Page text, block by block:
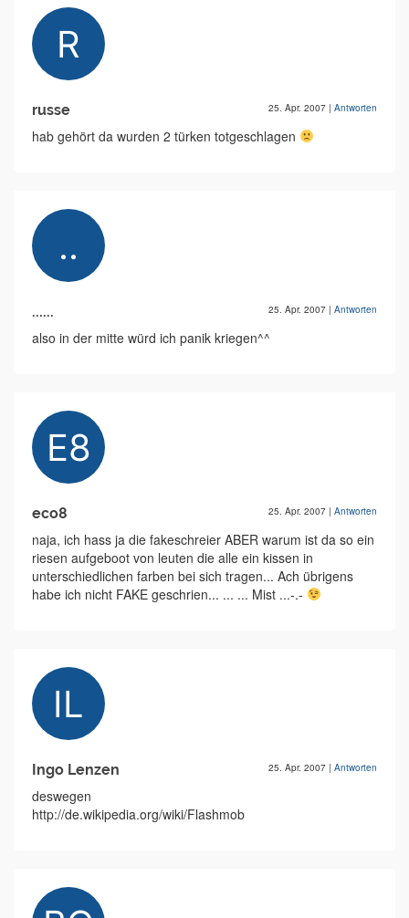
russe 25. Apr. 2007 | Antworten
hab gehört da wurden 2 türken totgeschlagen
...... 25. Apr. 2007 | Antworten
also in der mitte würd ich panik kriegen^^
eco8 25. Apr. 2007 | Antworten
naja, ich hass ja die fakeschreier ABER warum ist da so ein
riesen aufgeboot von leuten die alle ein kissen in
unterschiedlichen farben bei sich tragen... Ach übrigens
habe ich nicht FAKE geschrien... ... ... Mist ...-.-
Ingo Lenzen 25. Apr. 2007 | Antworten
deswegen
http://de.wikipedia.org/wiki/Flashmob